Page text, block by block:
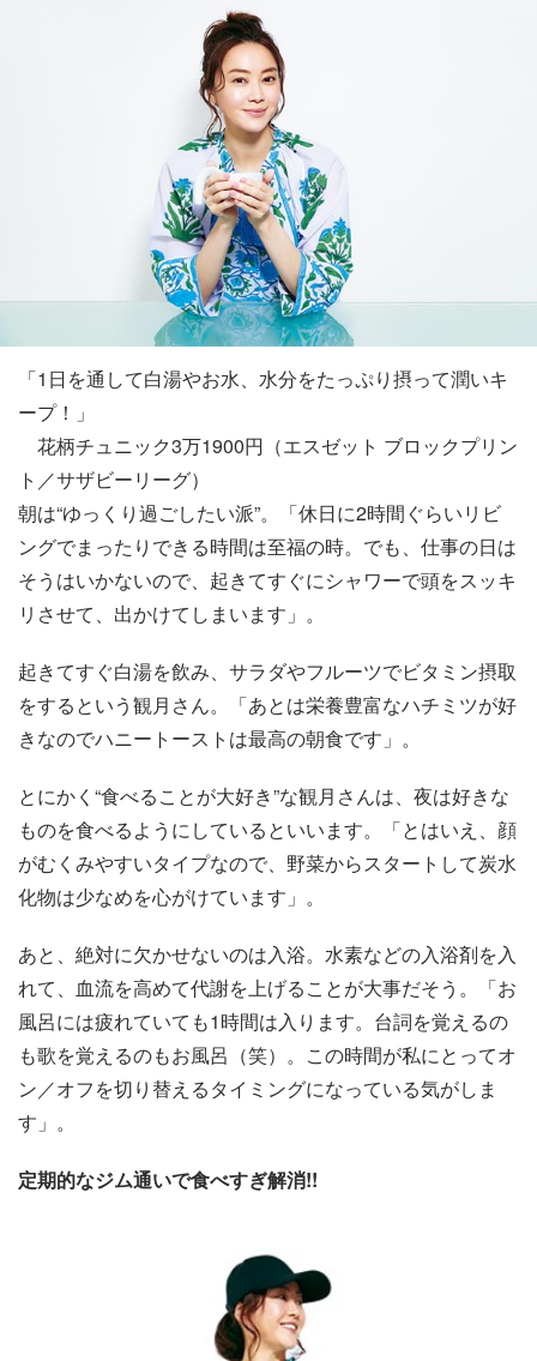
「1日を通して白湯やお水、水分をたっぷり摂って潤いキ
ープ！」
花柄チュニック3万1900円（エスゼット ブロックプリン
ト／サザビーリーグ）
朝は“ゆっくり過ごしたい派”。「休日に2時間ぐらいリビ
ングでまったりできる時間は至福の時。でも、仕事の日は
そうはいかないので、起きてすぐにシャワーで頭をスッキ
リさせて、出かけてしまいます」。
起きてすぐ白湯を飲み、サラダやフルーツでビタミン摂取
をするという観月さん。「あとは栄養豊富なハチミツが好
きなのでハニートーストは最高の朝食です」。
とにかく“食べることが大好き”な観月さんは、夜は好きな
ものを食べるようにしているといいます。「とはいえ、顔
がむくみやすいタイプなので、野菜からスタートして炭水
化物は少なめを心がけています」。
あと、絶対に欠かせないのは入浴。水素などの入浴剤を入
れて、血流を高めて代謝を上げることが大事だそう。「お
風呂には疲れていても1時間は入ります。台詞を覚えるの
も歌を覚えるのもお風呂（笑）。この時間が私にとってオ
ン／オフを切り替えるタイミングになっている気がしま
す」。
定期的なジム通いで食べすぎ解消!!